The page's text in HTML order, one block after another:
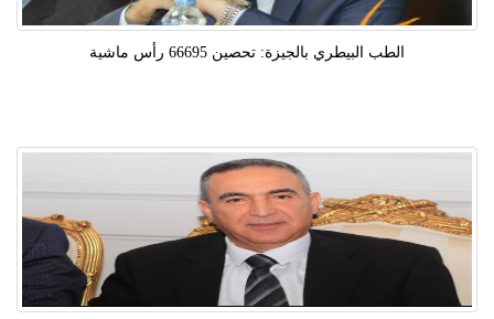
الطب البيطري بالجيزة: تحصين 66695 رأس ماشية